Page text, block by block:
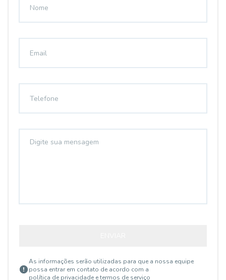
As informações serão utilizadas para que a nossa equipe
possa entrar em contato de acordo com a
política de privacidade e termos de serviço